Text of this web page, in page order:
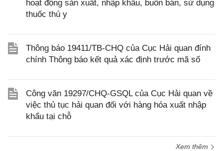
hoạt động sản xuất, nhập khẩu, buôn bán, sử dụng
thuốc thú y
Thông báo 19411/TB-CHQ của Cục Hải quan đính
chính Thông báo kết quả xác định trước mã số
Công văn 19297/CHQ-GSQL của Cục Hải quan về
việc thủ tục hải quan đối với hàng hóa xuất nhập
khẩu tại chỗ
Xem thêm